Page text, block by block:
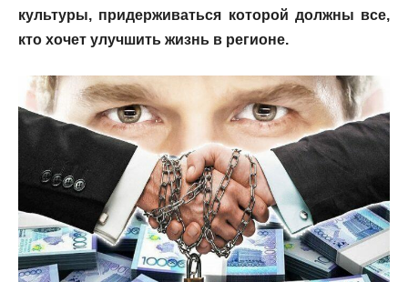
культуры, придерживаться которой должны все,
кто хочет улучшить жизнь в регионе.